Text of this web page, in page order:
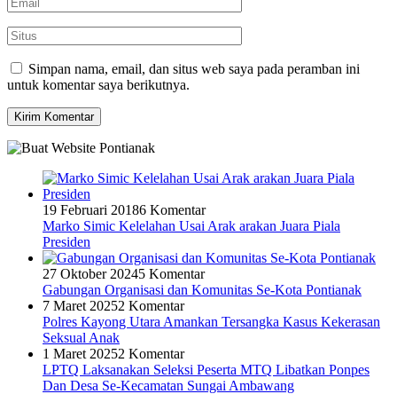
Simpan nama, email, dan situs web saya pada peramban ini
untuk komentar saya berikutnya.
19 Februari 20186 Komentar
Marko Simic Kelelahan Usai Arak arakan Juara Piala
Presiden
27 Oktober 20245 Komentar
Gabungan Organisasi dan Komunitas Se-Kota Pontianak
7 Maret 20252 Komentar
Polres Kayong Utara Amankan Tersangka Kasus Kekerasan
Seksual Anak
1 Maret 20252 Komentar
LPTQ Laksanakan Seleksi Peserta MTQ Libatkan Ponpes
Dan Desa Se-Kecamatan Sungai Ambawang